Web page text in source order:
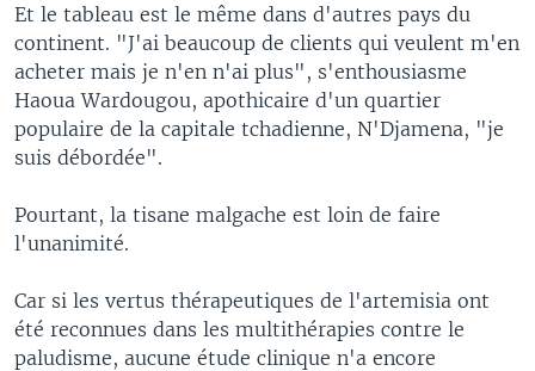
Et le tableau est le même dans d'autres pays du
continent. "J'ai beaucoup de clients qui veulent m'en
acheter mais je n'en n'ai plus", s'enthousiasme
Haoua Wardougou, apothicaire d'un quartier
populaire de la capitale tchadienne, N'Djamena, "je
suis débordée".
Pourtant, la tisane malgache est loin de faire
l'unanimité.
Car si les vertus thérapeutiques de l'artemisia ont
été reconnues dans les multithérapies contre le
paludisme, aucune étude clinique n'a encore